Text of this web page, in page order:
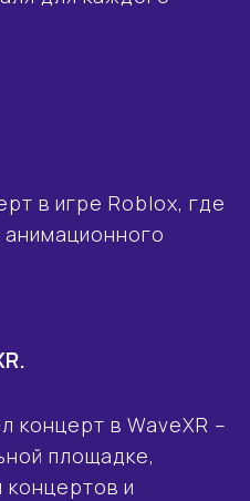
в игре Roblox, где
в WaveXR –
площадке,
и